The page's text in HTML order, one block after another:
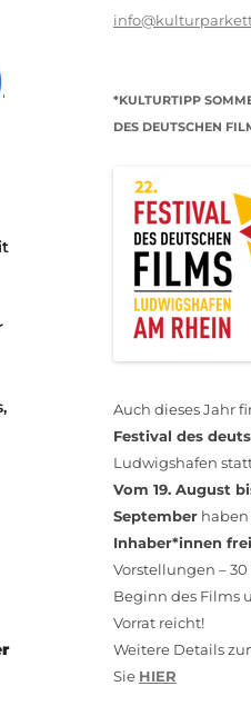
*KULTURTIPP
DES DEUTSCHEN
Auch dieses Jahr
Festival des
Ludwigshafen
Vom 19. August
September haben
Inhaber*innen
Vorstellungen –
Beginn des Films
Vorrat reicht!
Weitere Details
Sie HIER